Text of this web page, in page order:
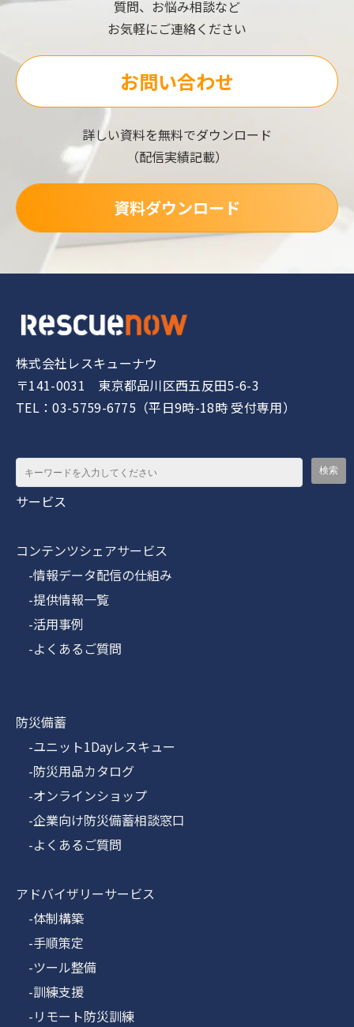
質問、お悩み相談など
お気軽にご連絡ください
お問い合わせ
詳しい資料を無料でダウンロード
（配信実績記載）
資料ダウンロード
株式会社レスキューナウ
〒141-0031 東京都品川区西五反田5-6-3
TEL：03-5759-6775（平日9時-18時 受付専用）
サービス
コンテンツシェアサービス
-情報データ配信の仕組み
-提供情報一覧
-活用事例
-よくあるご質問
防災備蓄
-ユニット1Dayレスキュー
-防災用品カタログ
-オンラインショップ
-企業向け防災備蓄相談窓口
-よくあるご質問
アドバイザリーサービス
-体制構築
-手順策定
-ツール整備
-訓練支援
-リモート防災訓練